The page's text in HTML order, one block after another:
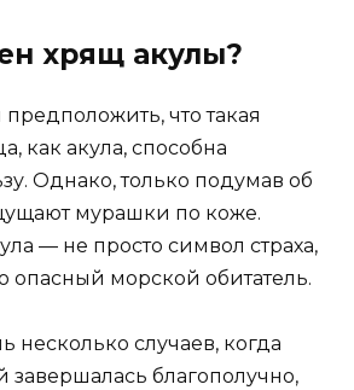
хрящ акулы?
что такая
как акула, способна
Однако, только подумав об
мурашки по коже.
— не просто символ страха,
опасный морской обитатель.
несколько случаев, когда
завершалась благополучно,